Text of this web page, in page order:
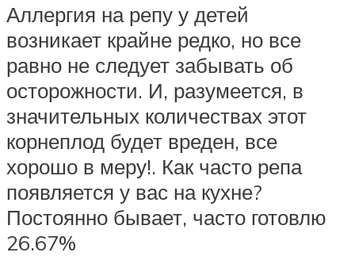
Аллергия на репу у детей
возникает крайне редко, но все
равно не следует забывать об
осторожности. И, разумеется, в
значительных количествах этот
корнеплод будет вреден, все
хорошо в меру!. Как часто репа
появляется у вас на кухне?
Постоянно бывает, часто готовлю
26.67%